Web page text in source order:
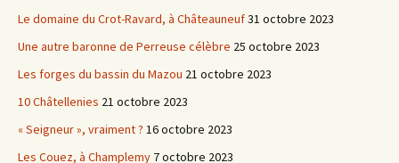
Le domaine du Crot-Ravard, à Châteauneuf31 octobre 2023
Une autre baronne de Perreuse célèbre 25 octobre 2023
Les forges du bassin du Mazou 21 octobre 2023
10 Châtellenies 21 octobre 2023
« Seigneur », vraiment ? 16 octobre 2023
Les Couez, à Champlemy 7 octobre 2023